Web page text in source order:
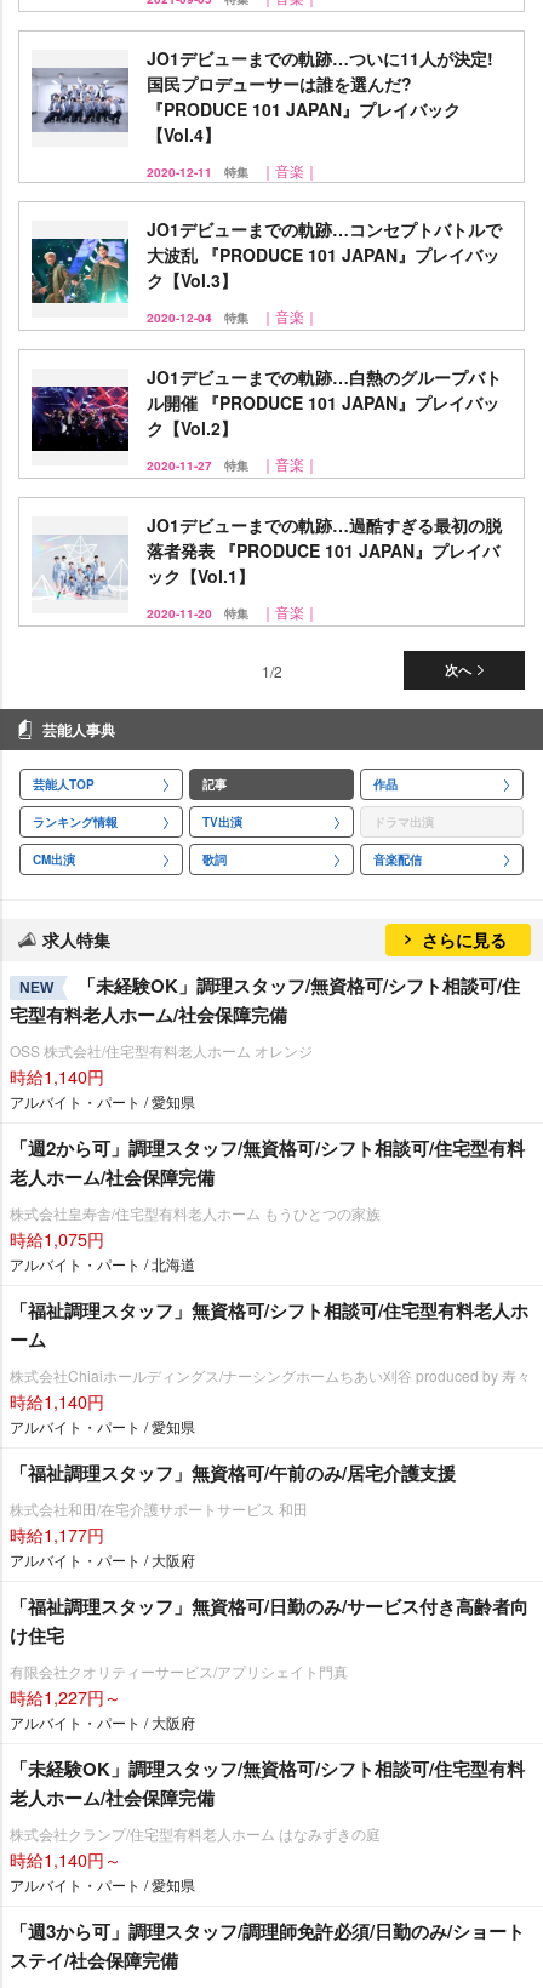
JO1デビューまでの軌跡…ついに11人が決定!
国民プロデューサーは誰を選んだ?
『PRODUCE 101 JAPAN』プレイバック
【Vol.4】
2020-12-11 特集 ｜音楽｜
JO1デビューまでの軌跡…コンセプトバトルで
大波乱 『PRODUCE 101 JAPAN』プレイバッ
ク【Vol.3】
2020-12-04 特集 ｜音楽｜
JO1デビューまでの軌跡…白熱のグループバト
ル開催 『PRODUCE 101 JAPAN』プレイバッ
ク【Vol.2】
2020-11-27 特集 ｜音楽｜
JO1デビューまでの軌跡…過酷すぎる最初の脱
落者発表 『PRODUCE 101 JAPAN』プレイバ
ック【Vol.1】
2020-11-20 特集 ｜音楽｜
次へ
1/2
芸能人事典
芸能人TOP 記事 作品
ランキング情報 TV出演 ドラマ出演
CM出演 歌詞 音楽配信
求人特集 さらに見る
NEW
「未経験OK」調理スタッフ/無資格可/シフト相談可/住
宅型有料老人ホーム/社会保障完備
OSS 株式会社/住宅型有料老人ホーム オレンジ
時給1,140円
アルバイト・パート / 愛知県
「週2から可」調理スタッフ/無資格可/シフト相談可/住宅型有料
老人ホーム/社会保障完備
株式会社皇寿舎/住宅型有料老人ホーム もうひとつの家族
時給1,075円
アルバイト・パート / 北海道
「福祉調理スタッフ」無資格可/シフト相談可/住宅型有料老人ホ
ーム
株式会社Chiaiホールディングス/ナーシングホームちあい刈谷 produced by 寿々
時給1,140円
アルバイト・パート / 愛知県
「福祉調理スタッフ」無資格可/午前のみ/居宅介護支援
株式会社和田/在宅介護サポートサービス 和田
時給1,177円
アルバイト・パート / 大阪府
「福祉調理スタッフ」無資格可/日勤のみ/サービス付き高齢者向
け住宅
有限会社クオリティーサービス/アプリシェイト門真
時給1,227円～
アルバイト・パート / 大阪府
「未経験OK」調理スタッフ/無資格可/シフト相談可/住宅型有料
老人ホーム/社会保障完備
株式会社クランプ/住宅型有料老人ホーム はなみずきの庭
時給1,140円～
アルバイト・パート / 愛知県
「週3から可」調理スタッフ/調理師免許必須/日勤のみ/ショート
ステイ/社会保障完備